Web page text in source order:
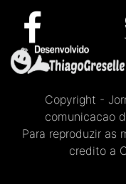
Copyright -
comunicacao
Para reproduzir as
credito a